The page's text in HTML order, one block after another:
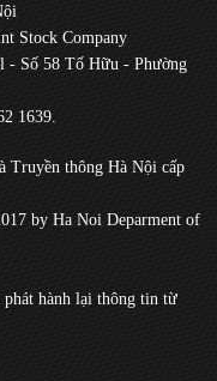
Stock Company
- Số 58 Tố Hữu - Phường
1639.
Truyền thông Hà Nội cấp
by Ha Noi Deparment of
hành lại thông tin từ